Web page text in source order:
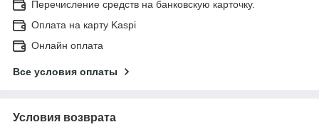
Перечисление средств на банковскую карточку.
Оплата на карту Kaspi
Онлайн оплата
Все условия оплаты
Условия возврата